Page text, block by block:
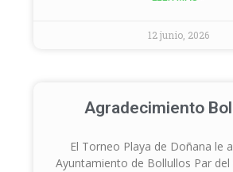
12 junio, 2026
Agradecimiento
El Torneo Playa de Doñana le
Ayuntamiento de Bollullos Par